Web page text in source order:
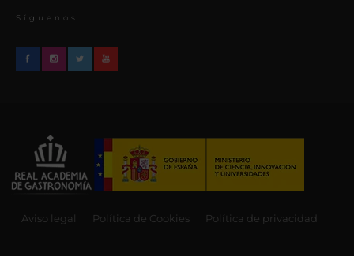
Síguenos
Aviso legal Política de Cookies Política de privacidad